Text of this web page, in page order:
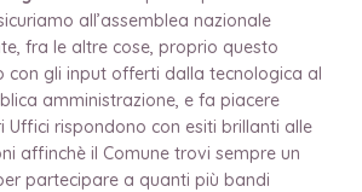
all’assemblea nazionale
fra le altre cose, proprio questo
con gli input offerti dalla tecnologica al
amministrazione, e fa piacere
Uffici rispondono con esiti brillanti alle
affinchè il Comune trovi sempre un
partecipare a quanti più bandi